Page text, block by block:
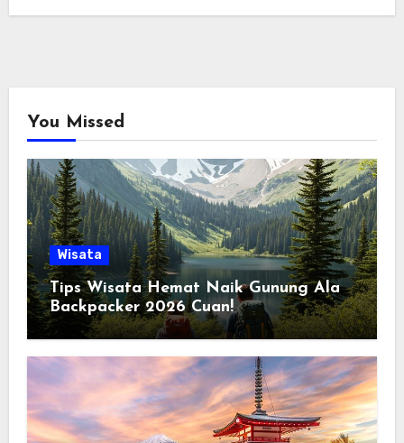
You Missed
Wisata
Tips Wisata Hemat Naik Gunung Ala
Backpacker 2026 Cuan!